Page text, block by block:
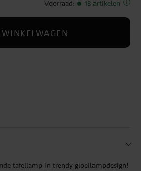
Voorraad: 18 artikelen
tafellamp in trendy gloeilampdesign!